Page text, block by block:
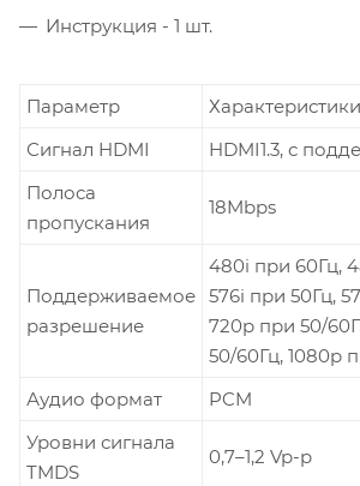
Инструкция - 1 шт.
Параметр
Характеристики
Сигнал HDMI
HDMI1.3, с
Полоса
пропускания
18Mbps
Поддерживаемое
разрешение
480i при 60Гц,
576i при 50Гц,
720p при 50/
50/60Гц, 1080p
Аудио формат
PCM
Уровни сигнала
TMDS
0,7–1,2 Vp-p